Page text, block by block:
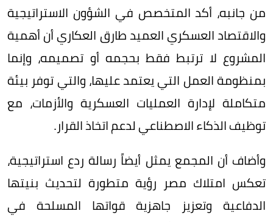
من جانبه، أكد المتخصص في الشؤون الاستراتيجية
والاقتصاد العسكري العميد طارق العكاري أن أهمية
المشروع لا ترتبط فقط بحجمه أو تصميمه، وإنما
بمنظومة العمل التي يعتمد عليها، والتي توفر بيئة
متكاملة لإدارة العمليات العسكرية والأزمات، مع
توظيف الذكاء الاصطناعي لدعم اتخاذ القرار.
وأضاف أن المجمع يمثل أيضاً رسالة ردع استراتيجية،
تعكس امتلاك مصر رؤية متطورة لتحديث بنيتها
الدفاعية وتعزيز جاهزية قواتها المسلحة في